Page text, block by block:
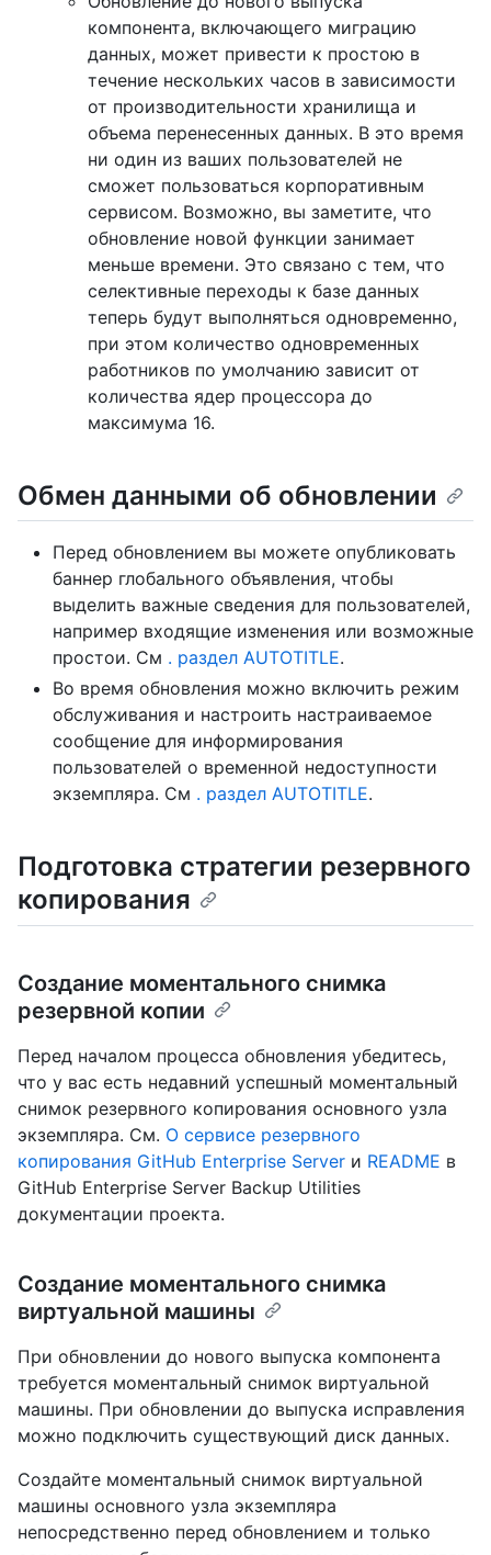
компонента, включающего миграцию
данных, может привести к простою в
течение нескольких часов в зависимости
от производительности хранилища и
объема перенесенных данных. В это время
ни один из ваших пользователей не
сможет пользоваться корпоративным
сервисом. Возможно, вы заметите, что
обновление новой функции занимает
меньше времени. Это связано с тем, что
селективные переходы к базе данных
теперь будут выполняться одновременно,
при этом количество одновременных
работников по умолчанию зависит от
количества ядер процессора до
максимума 16.
Обмен данными об обновлении
Перед обновлением вы можете опубликовать
баннер глобального объявления, чтобы
выделить важные сведения для пользователей,
например входящие изменения или возможные
простои. См . раздел AUTOTITLE.
Во время обновления можно включить режим
обслуживания и настроить настраиваемое
сообщение для информирования
пользователей о временной недоступности
экземпляра. См . раздел AUTOTITLE.
Подготовка стратегии резервного
копирования
Создание моментального снимка
резервной копии
Перед началом процесса обновления убедитесь,
что у вас есть недавний успешный моментальный
снимок резервного копирования основного узла
экземпляра. См. О сервисе резервного
копирования GitHub Enterprise Server и README в
GitHub Enterprise Server Backup Utilities
документации проекта.
Создание моментального снимка
виртуальной машины
При обновлении до нового выпуска компонента
требуется моментальный снимок виртуальной
машины. При обновлении до выпуска исправления
можно подключить существующий диск данных.
Создайте моментальный снимок виртуальной
машины основного узла экземпляра
непосредственно перед обновлением и только